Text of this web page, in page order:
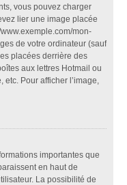
vous pouvez charger
lier une image placée
mon-
de votre ordinateur (sauf
placées derrière des
aux lettres Hotmail ou
etc. Pour afficher l’image,
importantes que
en haut de
La possibilité de